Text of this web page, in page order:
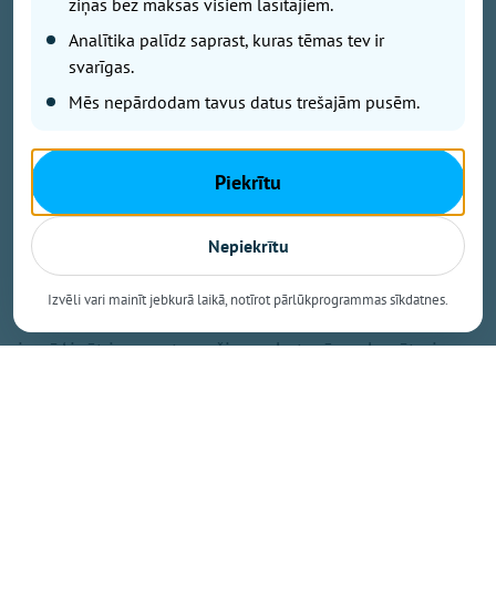
sešus Omnigym āra trenažierus.
“Ar šo iniciatīvu mēs dodas iespēju jebkuram
iedzīvotājam nākt un izmēģināt visus šos produktus
stāsta Ogres novada pašvaldības domes
priekšsēdētāja vietnieks Jānis Iklāvs.
Trenažieru īpašā priekšrocība – iespējams regulēt
ceļamo svaru, tāpēc treniņš ir tikpat pilnvērtīgs kā
iekštelpu sporta zālē.
izmēģināt jaunos trenažierus, bet arī noskenēt pie
ziņas bez maksas visiem lasītājiem.
Analītika palīdz saprast, kuras tēmas tev ir
svarīgas.
Mēs nepārdodam tavus datus trešajām pusēm.
Piekrītu
Nepiekrītu
Izvēli vari mainīt jebkurā laikā, notīrot pārlūkprogrammas sīkdatnes.